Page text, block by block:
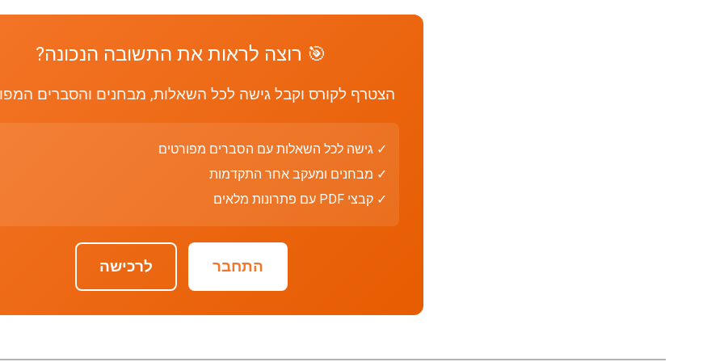
🎯 רוצה לראות את התשובה הנכונה?
הצטרף לקורס וקבל גישה לכל השאלות, מבחנים והסברים
✓ גישה לכל השאלות עם הסברים מפורטים
✓ מבחנים ומעקב אחר התקדמות
✓ קבצי PDF עם פתרונות מלאים
התחבר לרכישה